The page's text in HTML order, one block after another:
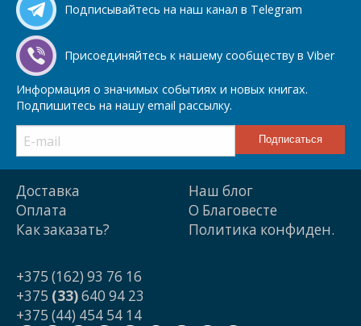
Подписывайтесь на наш канал в Telegram
Присоединяйтесь к нашему сообществу в Viber
Информация о значимых событиях и новых книгах.
Подпишитесь на нашу email рассылку.
Доставка
Оплата
Как заказать?
Наш блог
О Благовесте
Политика конфиден.
+375 (162) 93 76 16
+375 (33)640 94 23
+375 (44) 454 54 14